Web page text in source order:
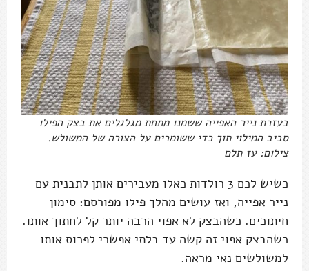
בעזרת נייר האפייה ששמנו מתחת מגלגלים את בצק הפילו
סביב המילוי תוך כדי ששומרים על הצורה של המשולש.
צילום: עז תלם
כשיש לכם 3 רולדות כאלו מעבירים אותן לתבנית עם
נייר אפייה, ואז עושים מהלך פילו מפורסם: סימון
חיתוכים. כשהבצק לא אפוי הרבה יותר קל לחתוך אותו.
כשהבצק אפוי זה קשה עד בלתי אפשרי לפרוס אותו
למשולשים נאי מראה.